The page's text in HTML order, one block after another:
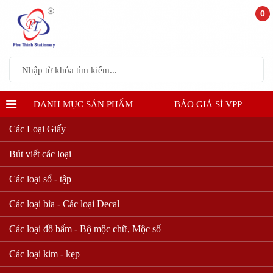
DANH MỤC SẢN PHẨM BÁO GIẢ SỈ VPP
Các Loại Giấy
Bút viết các loại
Các loại sổ - tập
Các loại bìa - Các loại Decal
Các loại đồ bấm - Bộ mộc chữ, Mộc số
Các loại kim - kẹp
0